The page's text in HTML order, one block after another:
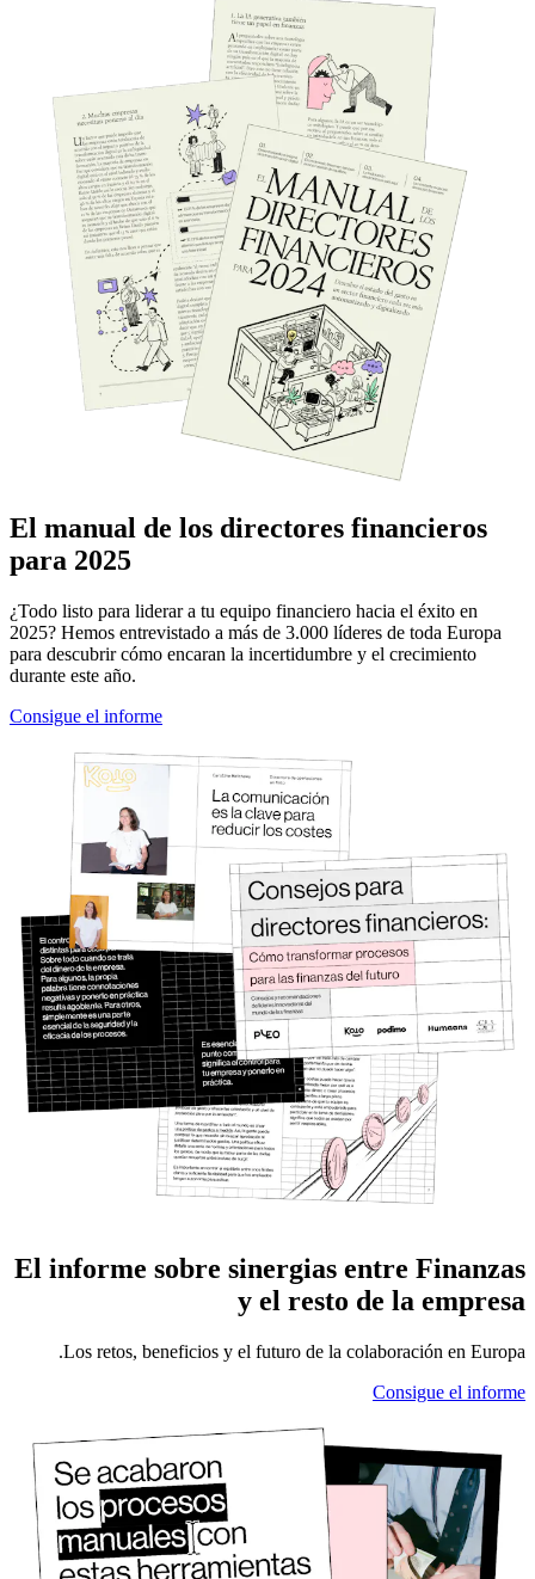
El manual de los directores financieros
para 2025
¿Todo listo para liderar a tu equipo financiero hacia el éxito en
2025? Hemos entrevistado a más de 3.000 líderes de toda Europa
para descubrir cómo encaran la incertidumbre y el crecimiento
durante este año.
Consigue el informe
El informe sobre sinergias entre Finanzas
y el resto de la empresa
Los retos, beneficios y el futuro de la colaboración en Europa.
Consigue el informe